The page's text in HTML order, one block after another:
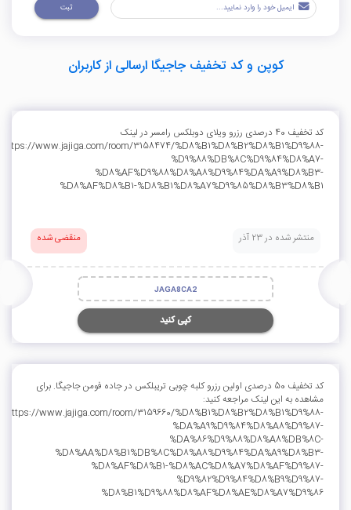
ثبت
کوپن و کد تخفیف جاجیگا ارسالی از کاربران
کد تخفیف 40 درصدی رزرو ویلای دوبلکس رامسر در لینک
https://www.jajiga.com/room/3158474/%D8%B1%D8%B2%D8%B1%D9%88-
%D9%88%DB%8C%D9%84%D8%A7-
%D8%AF%D9%88%D8%A8%D9%84%DA%A9%D8%B3-
%D8%AF%D8%B1-%D8%B1%D8%A7%D9%85%D8%B3%D8%B1
منتشر شده در 23 آذر منقضی شده
JAGA8CA2
کپی کنید
کد تخفیف 50 درصدی اولین رزرو کلبه چوبی تریبلکس در جاده فومن جاجیگا. برای
مشاهده به این لینک مراجعه کنید:
https://www.jajiga.com/room/3159660/%D8%B1%D8%B2%D8%B1%D9%88-
%DA%A9%D9%84%D8%A8%D9%87-
%DA%86%D9%88%D8%A8%DB%8C-
%D8%AA%D8%B1%DB%8C%D8%A8%D9%84%DA%A9%D8%B3-
%D8%AF%D8%B1-%D8%AC%D8%A7%D8%AF%D9%87-
%D9%82%D9%84%D8%B9%D9%87-
%D8%B1%D9%88%D8%AF%D8%AE%D8%A7%D9%86